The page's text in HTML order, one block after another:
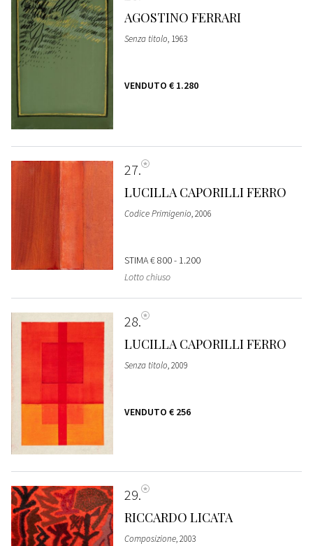
AGOSTINO FERRARI
Senza titolo, 1963
VENDUTO € 1.280
27
LUCILLA CAPORILLI FERRO
Codice Primigenio, 2006
STIMA€ 800 - 1.200
Lotto chiuso
28
LUCILLA CAPORILLI FERRO
Senza titolo, 2009
VENDUTO € 256
29
RICCARDO LICATA
Composizione, 2003